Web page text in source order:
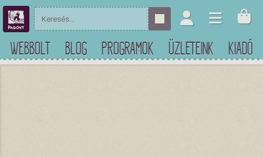
WEBBOLT BLOG PROGRAMOK ÜZLETEINK KIADÓ